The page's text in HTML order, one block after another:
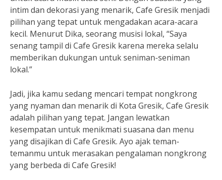
intim dan dekorasi yang menarik, Cafe Gresik menjadi
pilihan yang tepat untuk mengadakan acara-acara
kecil. Menurut Dika, seorang musisi lokal, “Saya
senang tampil di Cafe Gresik karena mereka selalu
memberikan dukungan untuk seniman-seniman
lokal.”
Jadi, jika kamu sedang mencari tempat nongkrong
yang nyaman dan menarik di Kota Gresik, Cafe Gresik
adalah pilihan yang tepat. Jangan lewatkan
kesempatan untuk menikmati suasana dan menu
yang disajikan di Cafe Gresik. Ayo ajak teman-
temanmu untuk merasakan pengalaman nongkrong
yang berbeda di Cafe Gresik!